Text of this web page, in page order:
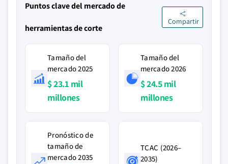
Puntos clave del mercado de
herramientas de corte
Compartir
Tamaño del
mercado 2025
$ 23.1 mil
millones
Tamaño del
mercado 2026
$ 24.5 mil
millones
Pronóstico de
tamaño de
mercado 2035
TCAC (2026–
2035)